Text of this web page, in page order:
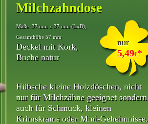
Milchzahndose
nur
5,49€*
Maße: 37 mm x 37 mm (LxB),
Gesamthöhe 57 mm
Deckel mit Kork,
Buche natur
Hübsche kleine Holzdöschen, nicht
nur für Milchzähne geeignet sondern
auch für Schmuck, kleinen
Krimskrams oder Mini-Geheimnisse.